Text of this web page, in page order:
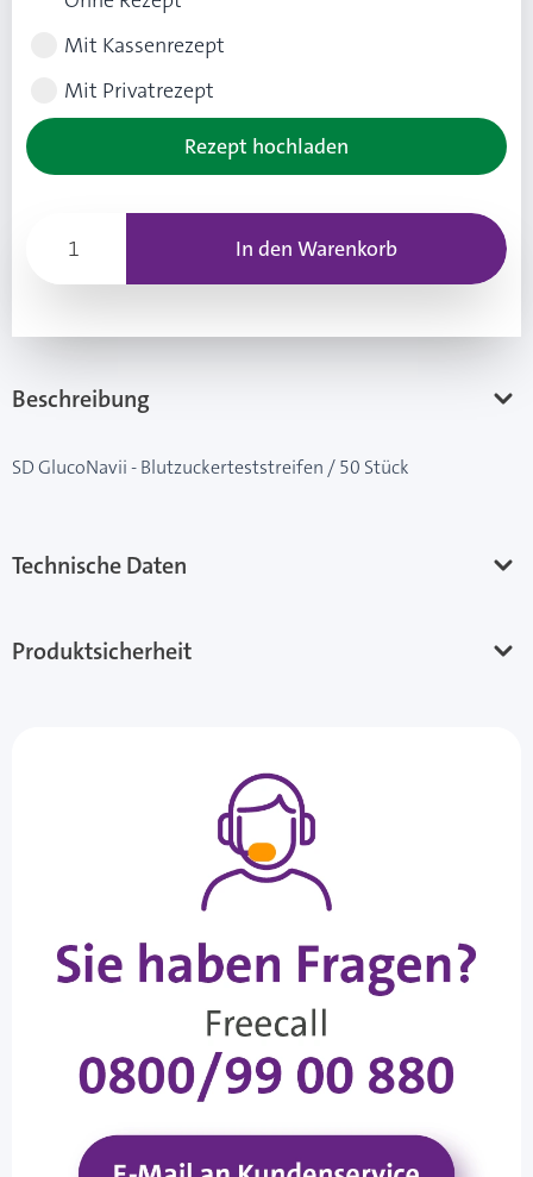
Mit Kassenrezept
Mit Privatrezept
Rezept hochladen
In den Warenkorb
Beschreibung
SD GlucoNavii - Blutzuckerteststreifen / 50 Stück
Technische Daten
Produktsicherheit